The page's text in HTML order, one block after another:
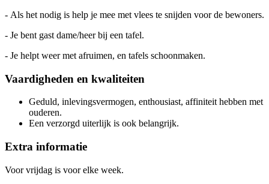
- Als het nodig is help je mee met vlees te snijden voor de bewoners.
- Je bent gast dame/heer bij een tafel.
- Je helpt weer met afruimen, en tafels schoonmaken.
Vaardigheden en kwaliteiten
Geduld, inlevingsvermogen, enthousiast, affiniteit hebben met
ouderen.
Een verzorgd uiterlijk is ook belangrijk.
Extra informatie
Voor vrijdag is voor elke week.